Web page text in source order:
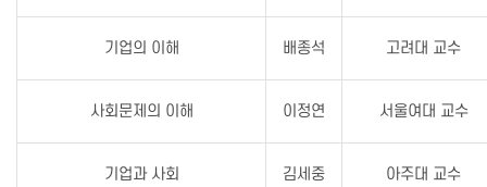
기업의 이해 배종석 고려대 교수
사회문제의 이해 이정연 서울여대 교수
기업과 사회 김세중 아주대 교수